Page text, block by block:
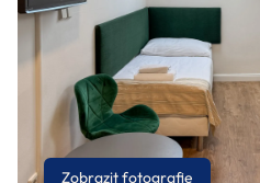
Zobrazit fotografie